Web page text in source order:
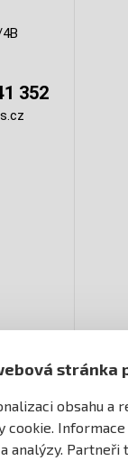
stránka
obsahu a
cookie.
analýzy.
352